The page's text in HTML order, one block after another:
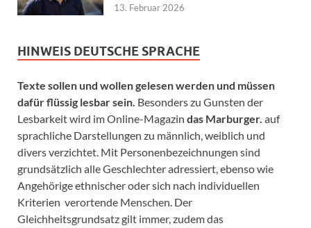
13. Februar 2026
HINWEIS DEUTSCHE SPRACHE
Texte sollen und wollen gelesen werden und müssen
dafür flüssig lesbar sein. Besonders zu Gunsten der
Lesbarkeit wird im Online-Magazin das Marburger. auf
sprachliche Darstellungen zu männlich, weiblich und
divers verzichtet. Mit Personenbezeichnungen sind
grundsätzlich alle Geschlechter adressiert, ebenso wie
Angehörige ethnischer oder sich nach individuellen
Kriterien verortende Menschen. Der
Gleichheitsgrundsatz gilt immer, zudem das